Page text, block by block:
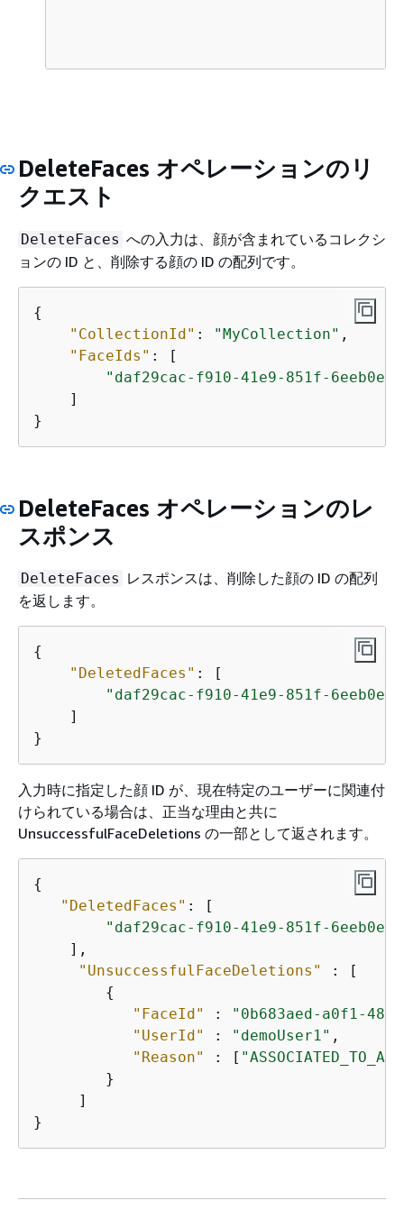
DeleteFaces オペレーションのリ
クエスト
DeleteFaces への入力は、顔が含まれているコレクシ
ョンの ID と、削除する顔の ID の配列です。
{
"CollectionId" : "MyCollection" ,
"FaceIds" : [
"daf29cac-f910-41e9-851f-
    ]
}
DeleteFaces オペレーションのレ
スポンス
DeleteFaces レスポンスは、削除した顔の ID の配列
を返します。
{
"DeletedFaces" : [
"daf29cac-f910-41e9-851f-
    ]
}
入力時に指定した顔 ID が、現在特定のユーザーに関連付
けられている場合は、正当な理由と共に
UnsuccessfulFaceDeletions の一部として返されます。
{
"DeletedFaces" : [
"daf29cac-f910-41e9-851f-
    ],
"UnsuccessfulFaceDeletions"
: [
{
"FaceId"
:
"0b683aed-a0f1-
"UserId"
: "demoUser1" ,
"Reason"
: [
        }
     ]
}